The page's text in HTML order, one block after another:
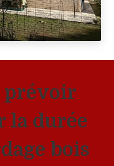
prévoir
la durée
bois